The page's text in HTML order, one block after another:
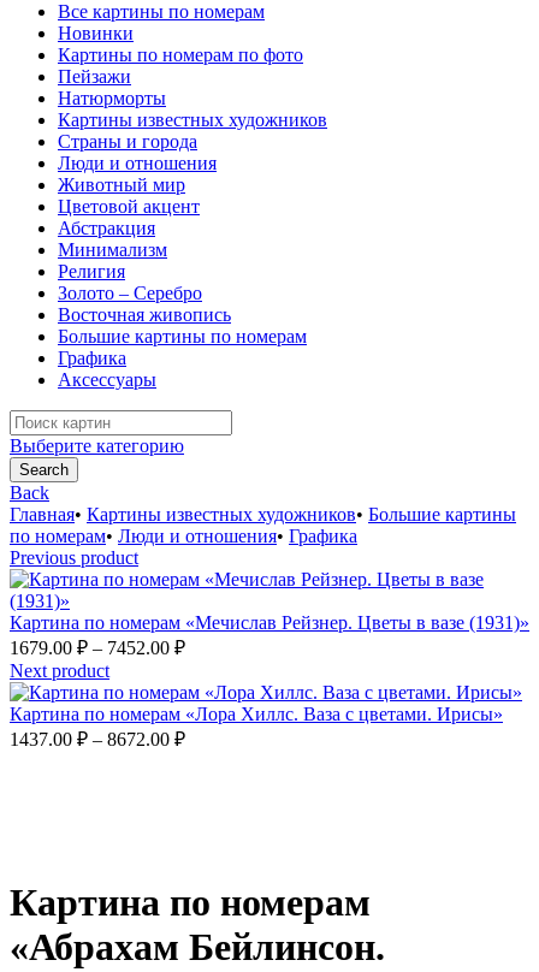
Все картины по номерам
Новинки
Картины по номерам по фото
Пейзажи
Натюрморты
Картины известных художников
Страны и города
Люди и отношения
Животный мир
Цветовой акцент
Абстракция
Минимализм
Религия
Золото – Серебро
Восточная живопись
Большие картины по номерам
Графика
Аксессуары
Search
for:
Выберите категорию
Search
Back
Главная• Картины известных художников• Большие картины
по номерам• Люди и отношения• Графика
Previous product
Картина по номерам «Мечислав Рейзнер. Цветы в вазе (1931)»
1679.00 ₽ – 7452.00 ₽Диапазон
1679.00 ₽
–
7452.00 ₽
Next product
Картина по номерам «Лора Хиллс. Ваза с цветами. Ирисы»
1437.00 ₽ – 8672.00 ₽Диапазон
Картина по номерам
«Абрахам Бейлинсон.